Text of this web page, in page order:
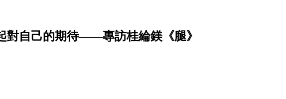
對自己的期待​——專訪桂綸鎂《腿》